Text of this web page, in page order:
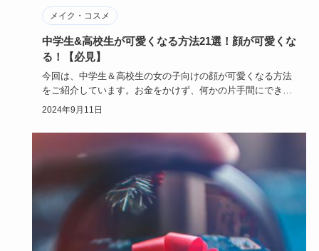
メイク・コスメ
中学生&高校生が可愛くなる方法21選！顔が可愛くな
る！【必見】
今回は、中学生＆高校生の女の子向けの顔が可愛くなる方法
をご紹介しています。お金をかけず、何かの片手間にできる
ような気軽なも…
2024年9月11日